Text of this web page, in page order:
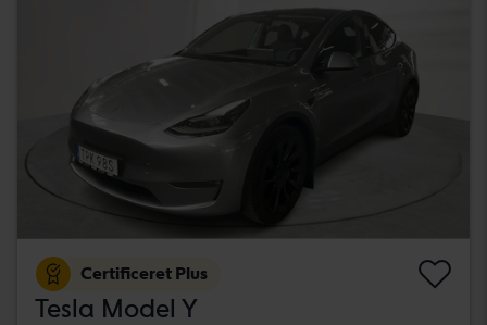
Certificeret Plus
Tesla Model Y